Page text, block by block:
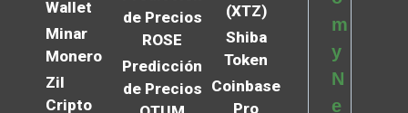
Wallet
Minar
Monero
Zil
Cripto
de Precios
ROSE
Predicción
de Precios
(XTZ)
Shiba
Token
Coinbase
Pro
m
y
N
e